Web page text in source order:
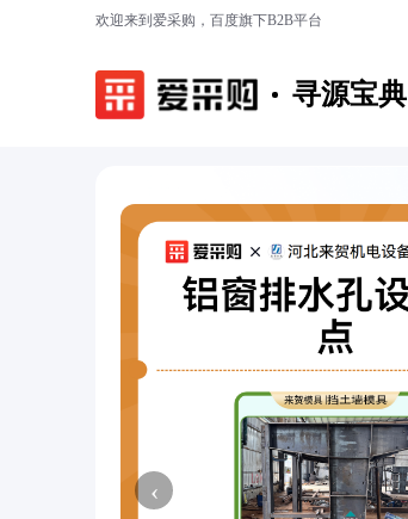
欢迎来到爱采购，百度旗下B2B平台
寻源宝典
‹